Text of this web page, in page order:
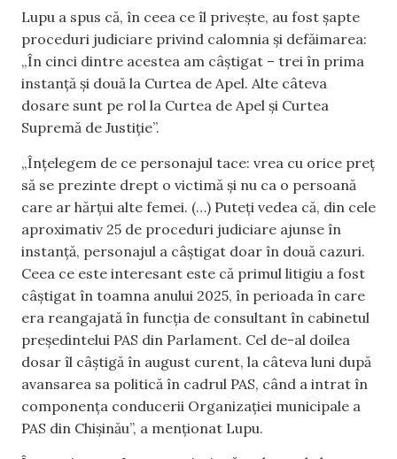
Lupu a spus că, în ceea ce îl privește, au fost șapte
proceduri judiciare privind calomnia și defăimarea:
„În cinci dintre acestea am câștigat – trei în prima
instanță și două la Curtea de Apel. Alte câteva
dosare sunt pe rol la Curtea de Apel și Curtea
Supremă de Justiție”.
„Înțelegem de ce personajul tace: vrea cu orice preț
să se prezinte drept o victimă și nu ca o persoană
care ar hărțui alte femei. (…) Puteți vedea că, din cele
aproximativ 25 de proceduri judiciare ajunse în
instanță, personajul a câștigat doar în două cazuri.
Ceea ce este interesant este că primul litigiu a fost
câștigat în toamna anului 2025, în perioada în care
era reangajată în funcția de consultant în cabinetul
președintelui PAS din Parlament. Cel de-al doilea
dosar îl câștigă în august curent, la câteva luni după
avansarea sa politică în cadrul PAS, când a intrat în
componența conducerii Organizației municipale a
PAS din Chișinău”, a menționat Lupu.